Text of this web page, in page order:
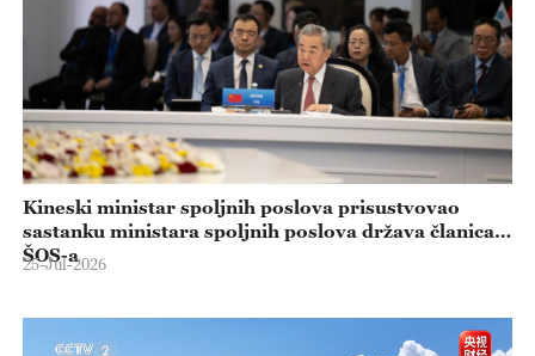
Kineski ministar spoljnih poslova prisustvovao
sastanku ministara spoljnih poslova država članica
ŠOS-a
25-Jul-2026